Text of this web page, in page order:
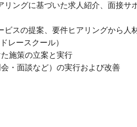
リングに基づいた求人紹介、面接サ
ビスの提案、要件ヒアリングから人
レースクール）
施策の立案と実行
・面談など）の実行および改善